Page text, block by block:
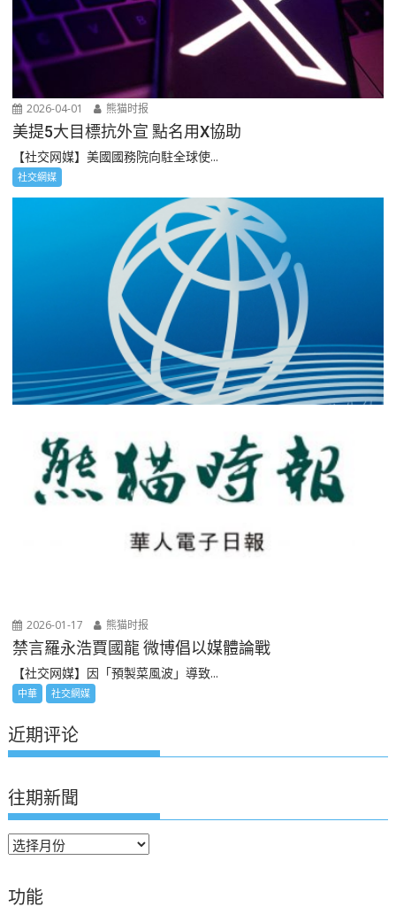
2026-04-01 熊猫时报
美提5大目標抗外宣 點名用X協助
【社交网媒】美國國務院向駐全球使...
社交網媒
2026-01-17 熊猫时报
禁言羅永浩賈國龍 微博倡以媒體論戰
【社交网媒】因「預製菜風波」導致...
中華 社交網媒
近期评论
往期新聞
往
新
功能